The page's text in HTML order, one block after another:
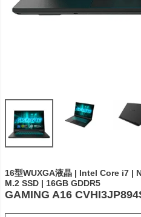
16型WUXGA液晶 | Intel Core i7 |
M.2 SSD | 16GB GDDR5
GAMING A16